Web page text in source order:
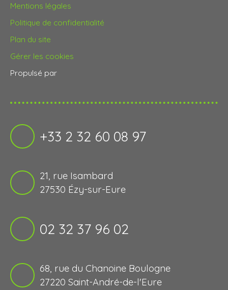
Mentions légales
Politique de confidentialité
Plan du site
Gérer les cookies
Propulsé par
+33 2 32 60 08 97
21, rue Isambard
27530 Ézy-sur-Eure
02 32 37 96 02
68, rue du Chanoine Boulogne
27220 Saint-André-de-l'Eure